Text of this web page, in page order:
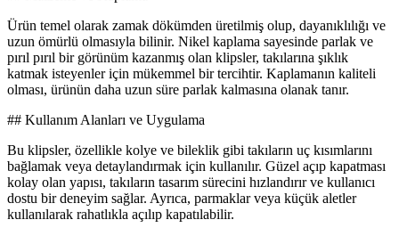
Ürün temel olarak zamak dökümden üretilmiş olup, dayanıklılığı ve
uzun ömürlü olmasıyla bilinir. Nikel kaplama sayesinde parlak ve
pırıl pırıl bir görünüm kazanmış olan klipsler, takılarına şıklık
katmak isteyenler için mükemmel bir tercihtir. Kaplamanın kaliteli
olması, ürünün daha uzun süre parlak kalmasına olanak tanır.
## Kullanım Alanları ve Uygulama
Bu klipsler, özellikle kolye ve bileklik gibi takıların uç kısımlarını
bağlamak veya detaylandırmak için kullanılır. Güzel açıp kapatması
kolay olan yapısı, takıların tasarım sürecini hızlandırır ve kullanıcı
dostu bir deneyim sağlar. Ayrıca, parmaklar veya küçük aletler
kullanılarak rahatlıkla açılıp kapatılabilir.